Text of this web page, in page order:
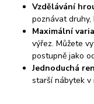
Vzdělávání
poznávat druhy,
Maximální
výřez. Můžete
postupně jako
Jednoduchá
starší nábytek v